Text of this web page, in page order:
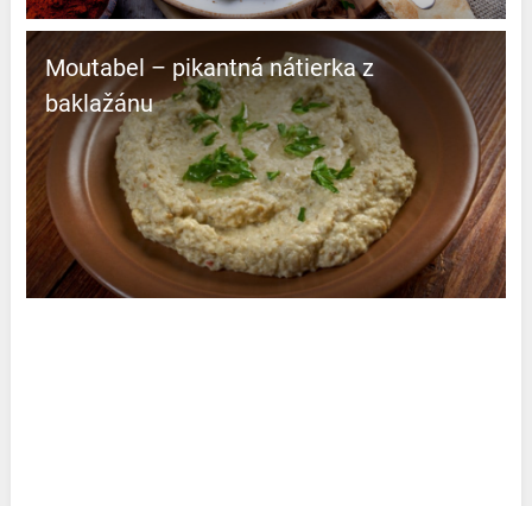
Moutabel – pikantná nátierka z
baklažánu